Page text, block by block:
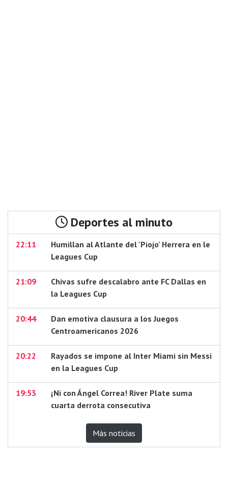
Deportes al minuto
22:11
Humillan al Atlante del 'Piojo' Herrera en le
Leagues Cup
21:09
Chivas sufre descalabro ante FC Dallas en
la Leagues Cup
20:44
Dan emotiva clausura a los Juegos
Centroamericanos 2026
20:22
Rayados se impone al Inter Miami sin Messi
en la Leagues Cup
19:53
¡Ni con Ángel Correa! River Plate suma
cuarta derrota consecutiva
Más noticias